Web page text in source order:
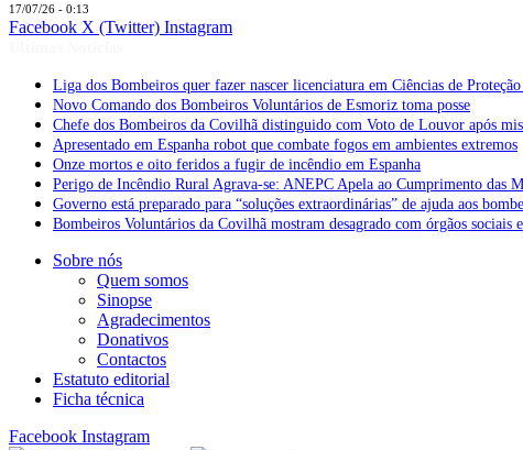
17/07/26 - 0:13
Facebook X (Twitter) Instagram
Liga dos Bombeiros quer fazer nascer licenciatura em Ciências de
Novo Comando dos Bombeiros Voluntários de Esmoriz toma posse
Chefe dos Bombeiros da Covilhã distinguido com Voto de Louvor após
Apresentado em Espanha robot que combate fogos em ambientes extremos
Onze mortos e oito feridos a fugir de incêndio em Espanha
Perigo de Incêndio Rural Agrava-se: ANEPC Apela ao Cumprimento das
Governo está preparado para “soluções extraordinárias” de ajuda aos
Bombeiros Voluntários da Covilhã mostram desagrado com órgãos sociais
Sobre nós
Quem somos
Sinopse
Agradecimentos
Donativos
Contactos
Estatuto editorial
Ficha técnica
Facebook Instagram